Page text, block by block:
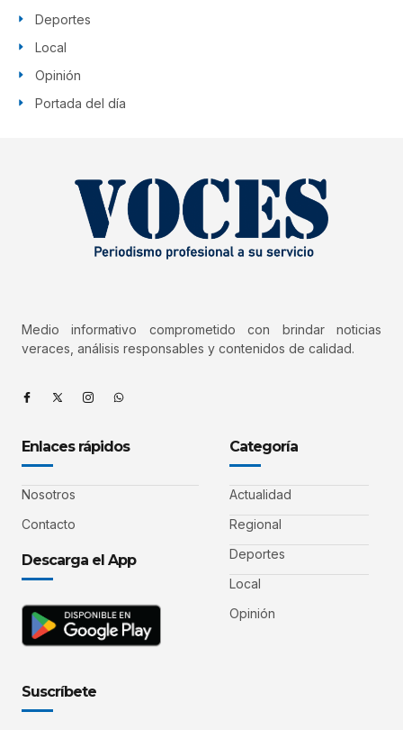
Deportes
Local
Opinión
Portada del día
Medio informativo comprometido con brindar noticias
veraces, análisis responsables y contenidos de calidad.
Enlaces rápidos
Nosotros
Contacto
Descarga el App
Categoría
Actualidad
Regional
Deportes
Local
Opinión
Suscríbete